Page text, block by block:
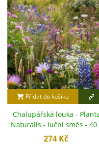
Přidat do košíku
Chalupářská louka -
Naturalis - luční směs - 40
274 Kč